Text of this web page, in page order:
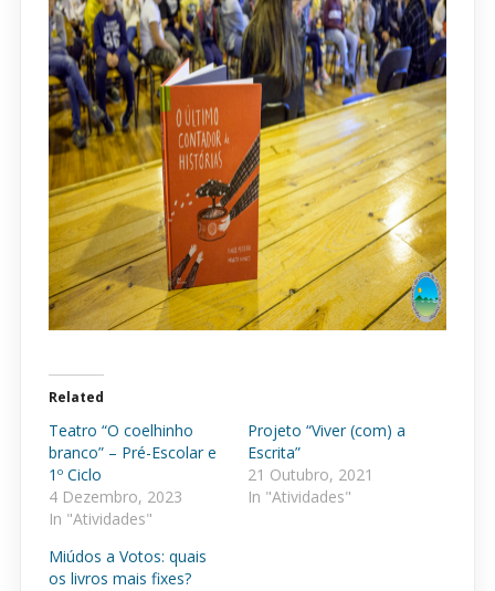
Related
Teatro “O coelhinho
branco” – Pré-Escolar e
1º Ciclo
4 Dezembro, 2023
In "Atividades"
Projeto “Viver (com) a
Escrita”
21 Outubro, 2021
In "Atividades"
Miúdos a Votos: quais
os livros mais fixes?